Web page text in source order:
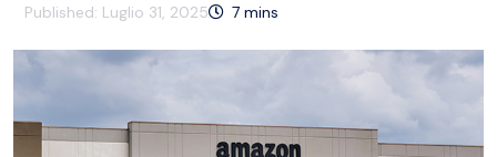
Published: Luglio 31, 2025 7 mins